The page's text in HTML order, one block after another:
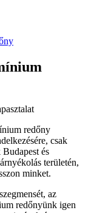
redőny
csak
és
területén,
minket.
az
redőnyünk igen